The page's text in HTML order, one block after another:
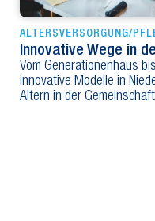
ALTERSVERSORGUNG/
Innovative Wege in
Vom Generationenhaus
innovative Modelle in
Altern in der